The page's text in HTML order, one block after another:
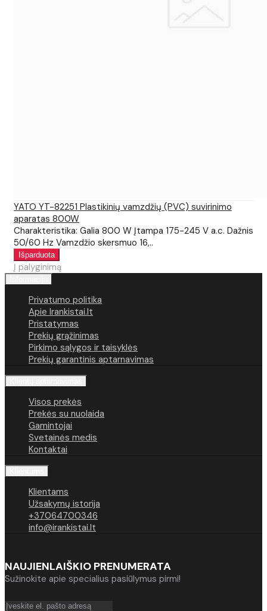
YATO YT-82251 Plastikinių vamzdžių (PVC) suvirinimo
aparatas 800W
Charakteristika: Galia 800 W Įtampa 175-245 V a.c. Dažnis
50/60 Hz Vamzdžio skersmuo 16,..
Į palyginimą
Privatumo politika
Apie Irankistai.lt
Pristatymas
Prekių grąžinimas
Pirkimo sąlygos ir taisyklės
Prekių garantinis aptarnavimas
Visos prekės
Prekės su nuolaida
Gamintojai
Svetainės medis
Kontaktai
Klientams
Užsakymų istorija
+37064700346
info@irankistai.lt
NAUJIENLAIŠKIO PRENUMERATA
Sužinokite apie specialius pasiūlymus pirmi!